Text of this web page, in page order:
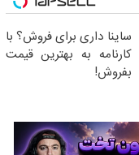
ساینا داری برای فروش؟ با
کارنامه به بهترین قیمت
بفروش!